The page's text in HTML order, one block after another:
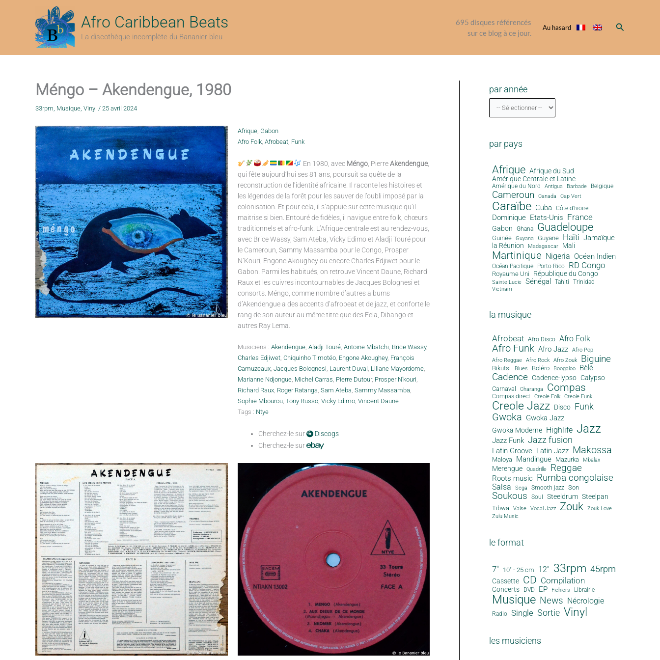
Afro Caribbean Beats
La discothèque incomplète du Bananier bleu
695 disques référencés
sur ce blog à ce jour.
Au hasard Rechercher
Méngo – Akendengue, 1980
33rpm, Musique, Vinyl / 25 avril 2024
Afrique, Gabon
Afro Folk, Afrobeat, Funk
En 1980, avec Méngo, PierreAkendengue,
qui fête aujourd’hui ses 81 ans, poursuit sa quête de la
reconstruction de l’identité africaine. Il raconte les histoires et
les légendes de la forêt pour les sauver de l’oubli imposé par la
colonisation. Et pour cela, il s’appuie sur cette musique qu’il
maitrise si bien. Entouré de fidèles, il navigue entre folk, chœurs
traditionnels et afro-funk. L’Afrique centrale est au rendez-vous,
avec Brice Wassy, Sam Ateba, Vicky Edimo et Aladji Touré pour
le Cameroun, Sammy Massamba pour le Congo, Prosper
N’Kouri, Engone Akoughey ou encore Charles Edjiwet pour le
Gabon. Parmi les habitués, on retrouve Vincent Daune, Richard
Raux et les cuivres incontournables de Jacques Bolognesi et
consorts. Méngo, comme nombre d’autres albums
d’Akendengue a des accents d’afrobeat et de jazz, et conforte le
rang de son auteur au même titre que des Fela, Dibango et
autres Ray Lema.
Musiciens : Akendengue, Aladji Touré, Antoine Mbatchi, Brice Wassy,
Charles Edjiwet, Chiquinho Timotéo, Engone Akoughey, François
Camuzeaux, Jacques Bolognesi, Laurent Duval , Liliane Mayordome,
Marianne Ndjongue, Michel Carras, Pierre Dutour, Prosper N'kouri,
Richard Raux, Roger Ratanga, Sam Ateba, Sammy Massamba,
Sophie Mbourou, Tony Russo, Vicky Edimo, Vincent Daune
Tags : Ntye
Cherchez-le sur
Discogs
Cherchez-le sur
par année
par pays
Afrique Afrique du Sud
Amérique Centrale et Latine
Amérique du Nord Antigua Barbade Belgique
Cameroun Canada Cap Vert
Caraïbe Cuba Côte d'Ivoire
Dominique Etats-Unis France
Gabon Ghana Guadeloupe
Guinée Guyana Guyane Haïti Jamaïque
la Réunion Madagascar Mali
Martinique Nigeria Océan Indien
Océan Pacifique Porto Rico RD Congo
Royaume Uni République du Congo
Sainte Lucie Sénégal Tahiti Trinidad
Vietnam
la musique
Afrobeat Afro Disco Afro Folk
Afro Funk Afro Jazz
Afro Pop
Afro Reggae
Afro Rock Afro Zouk Biguine
Bikutsi Blues Boléro Boogaloo Bèlè
Cadence Cadence-lypso Calypso
Carnaval Charanga Compas
Compas direct Creole Folk Creole Funk
Creole Jazz Disco Funk
Gwoka Gwoka Jazz
Gwoka Moderne Highlife Jazz
Jazz Funk Jazz fusion
Latin Groove Latin Jazz Makossa
Maloya Mandingue Mazurka Mbalax
Merengue Quadrille Reggae
Roots music Rumba congolaise
Salsa Sega Smooth jazz Son
Soukous Soul Steeldrum Steelpan
Tibwa Valse Vocal Jazz Zouk
Zouk Love
Zulu Music
le format
7" 10" - 25 cm 12" 33rpm 45rpm
Cassette CD Compilation
Concerts DVD EP Fichiers Librairie
Musique News Nécrologie
Radio Single Sortie Vinyl
les musiciens